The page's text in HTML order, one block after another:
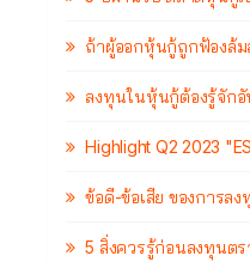
ถ้าผู้ออกหุ้นกู้ถูกฟ้องล้ม
ลงทุนในหุ้นกู้ต้องรู้จักอั
Highlight Q2 2023
ข้อดี-ข้อเสีย ของการล
5 สิ่งควรรู้ก่อนลงทุนต